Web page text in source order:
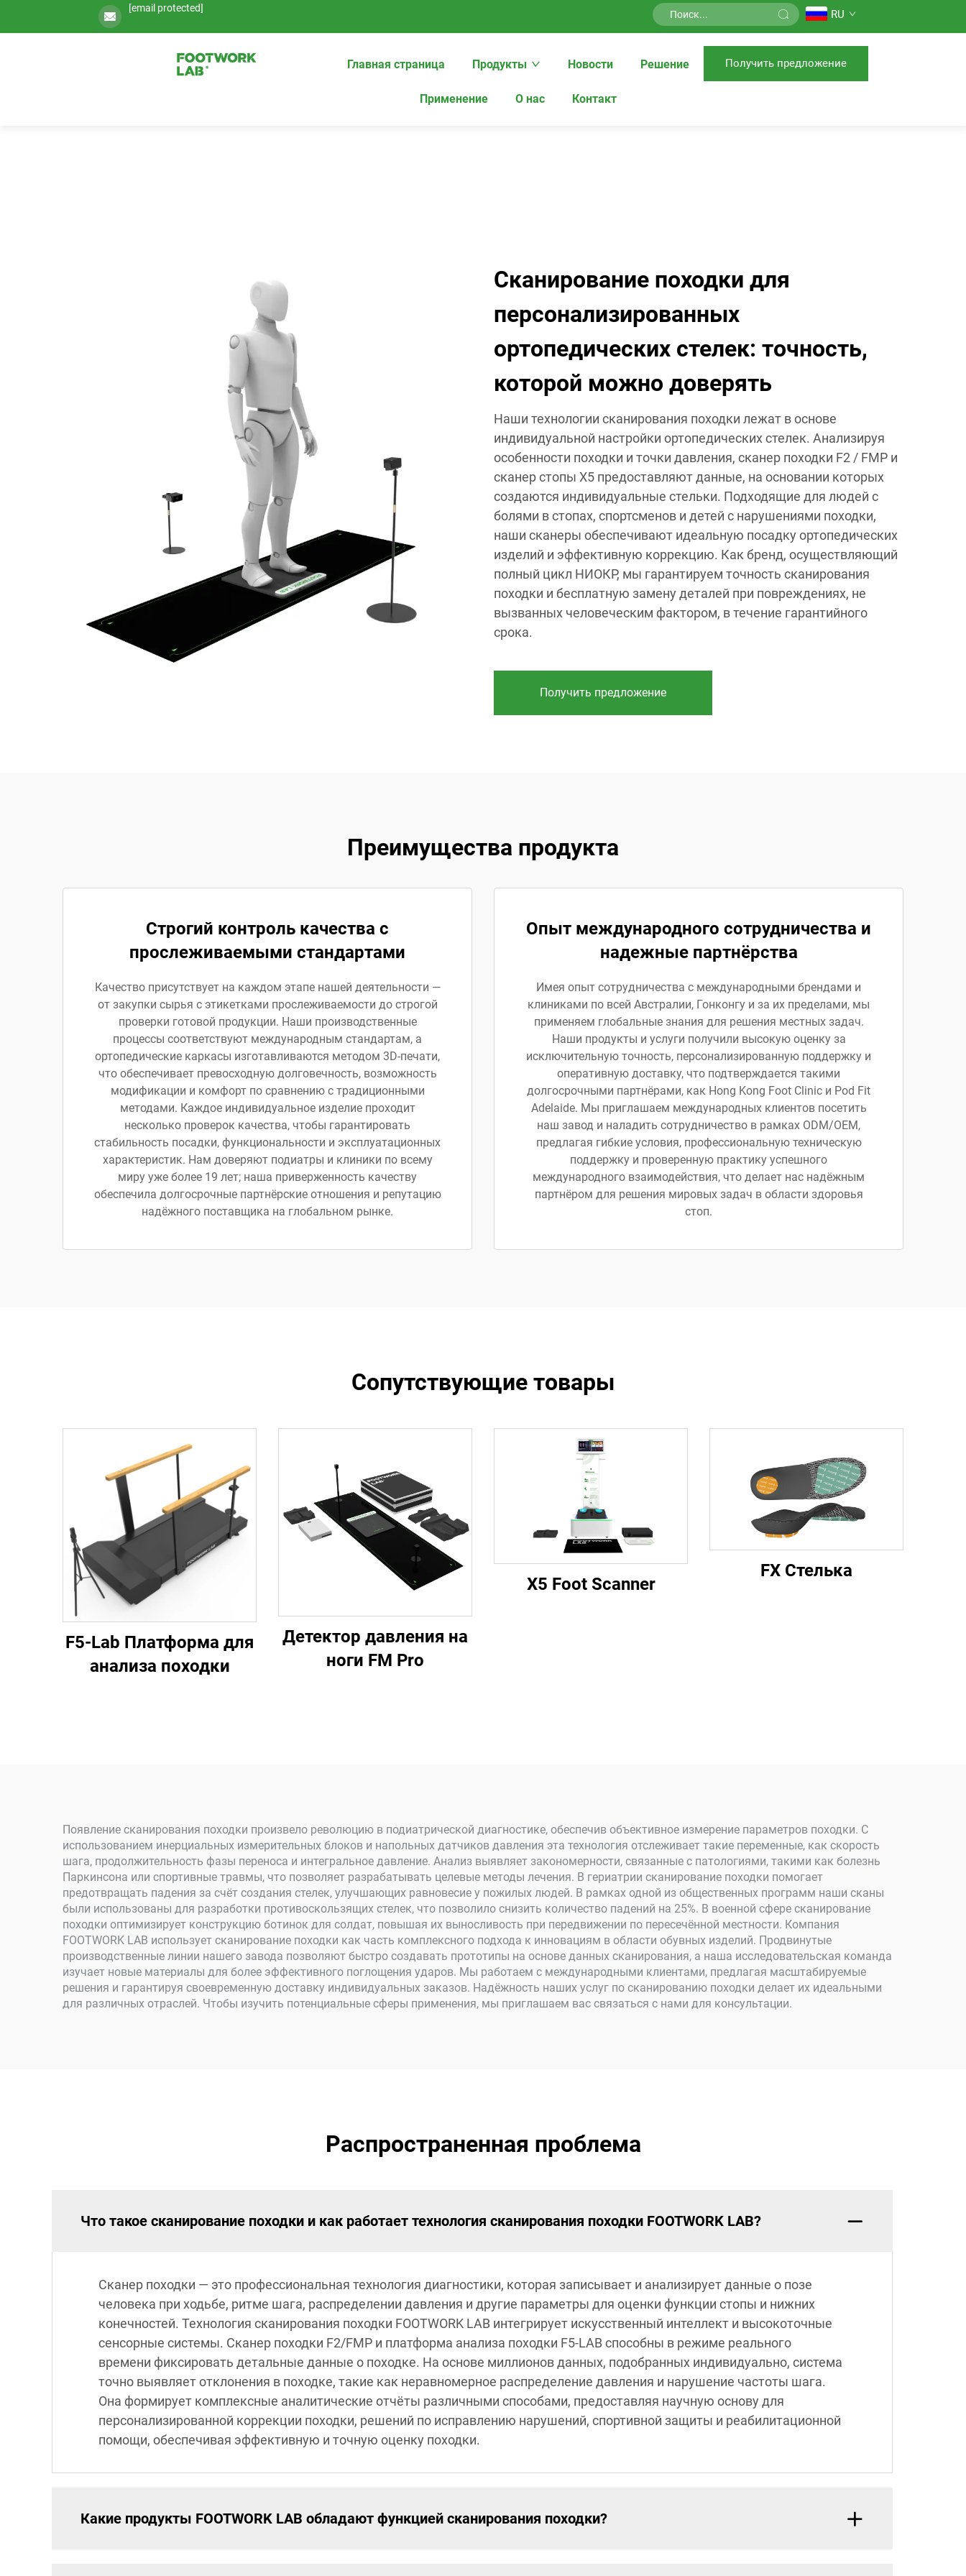
[email protected] RU
Главная страница Продукты Новости Решение
Применение О нас Контакт
Получить предложение
Сканирование походки для
персонализированных
ортопедических стелек: точность,
которой можно доверять
Наши технологии сканирования походки лежат в основе
индивидуальной настройки ортопедических стелек. Анализируя
особенности походки и точки давления, сканер походки F2 / FMP и
сканер стопы X5 предоставляют данные, на основании которых
создаются индивидуальные стельки. Подходящие для людей с
болями в стопах, спортсменов и детей с нарушениями походки,
наши сканеры обеспечивают идеальную посадку ортопедических
изделий и эффективную коррекцию. Как бренд, осуществляющий
полный цикл НИОКР, мы гарантируем точность сканирования
походки и бесплатную замену деталей при повреждениях, не
вызванных человеческим фактором, в течение гарантийного
срока.
Получить предложение
Преимущества продукта
Строгий контроль качества с
прослеживаемыми стандартами
Качество присутствует на каждом этапе нашей деятельности —
от закупки сырья с этикетками прослеживаемости до строгой
проверки готовой продукции. Наши производственные
процессы соответствуют международным стандартам, а
ортопедические каркасы изготавливаются методом 3D-печати,
что обеспечивает превосходную долговечность, возможность
модификации и комфорт по сравнению с традиционными
методами. Каждое индивидуальное изделие проходит
несколько проверок качества, чтобы гарантировать
стабильность посадки, функциональности и эксплуатационных
характеристик. Нам доверяют подиатры и клиники по всему
миру уже более 19 лет; наша приверженность качеству
обеспечила долгосрочные партнёрские отношения и репутацию
надёжного поставщика на глобальном рынке.
Опыт международного сотрудничества и
надежные партнёрства
Имея опыт сотрудничества с международными брендами и
клиниками по всей Австралии, Гонконгу и за их пределами, мы
применяем глобальные знания для решения местных задач.
Наши продукты и услуги получили высокую оценку за
исключительную точность, персонализированную поддержку и
оперативную доставку, что подтверждается такими
долгосрочными партнёрами, как Hong Kong Foot Clinic и Pod Fit
Adelaide. Мы приглашаем международных клиентов посетить
наш завод и наладить сотрудничество в рамках ODM/OEM,
предлагая гибкие условия, профессиональную техническую
поддержку и проверенную практику успешного
международного взаимодействия, что делает нас надёжным
партнёром для решения мировых задач в области здоровья
стоп.
Сопутствующие товары
F5-Lab Платформа для
анализа походки
Детектор давления на
ноги FM Pro
X5 Foot Scanner
FX Стелька
Появление сканирования походки произвело революцию в подиатрической диагностике, обеспечив объективное измерение параметров походки. С
использованием инерциальных измерительных блоков и напольных датчиков давления эта технология отслеживает такие переменные, как скорость
шага, продолжительность фазы переноса и интегральное давление. Анализ выявляет закономерности, связанные с патологиями, такими как болезнь
Паркинсона или спортивные травмы, что позволяет разрабатывать целевые методы лечения. В гериатрии сканирование походки помогает
предотвращать падения за счёт создания стелек, улучшающих равновесие у пожилых людей. В рамках одной из общественных программ наши сканы
были использованы для разработки противоскользящих стелек, что позволило снизить количество падений на 25%. В военной сфере сканирование
походки оптимизирует конструкцию ботинок для солдат, повышая их выносливость при передвижении по пересечённой местности. Компания
FOOTWORK LAB использует сканирование походки как часть комплексного подхода к инновациям в области обувных изделий. Продвинутые
производственные линии нашего завода позволяют быстро создавать прототипы на основе данных сканирования, а наша исследовательская команда
изучает новые материалы для более эффективного поглощения ударов. Мы работаем с международными клиентами, предлагая масштабируемые
решения и гарантируя своевременную доставку индивидуальных заказов. Надёжность наших услуг по сканированию походки делает их идеальными
для различных отраслей. Чтобы изучить потенциальные сферы применения, мы приглашаем вас связаться с нами для консультации.
Распространенная проблема
Что такое сканирование походки и как работает технология сканирования походки FOOTWORK LAB?
Сканер походки — это профессиональная технология диагностики, которая записывает и анализирует данные о позе
человека при ходьбе, ритме шага, распределении давления и другие параметры для оценки функции стопы и нижних
конечностей. Технология сканирования походки FOOTWORK LAB интегрирует искусственный интеллект и высокоточные
сенсорные системы. Сканер походки F2/FMP и платформа анализа походки F5-LAB способны в режиме реального
времени фиксировать детальные данные о походке. На основе миллионов данных, подобранных индивидуально, система
точно выявляет отклонения в походке, такие как неравномерное распределение давления и нарушение частоты шага.
Она формирует комплексные аналитические отчёты различными способами, предоставляя научную основу для
персонализированной коррекции походки, решений по исправлению нарушений, спортивной защиты и реабилитационной
помощи, обеспечивая эффективную и точную оценку походки.
Какие продукты FOOTWORK LAB обладают функцией сканирования походки?